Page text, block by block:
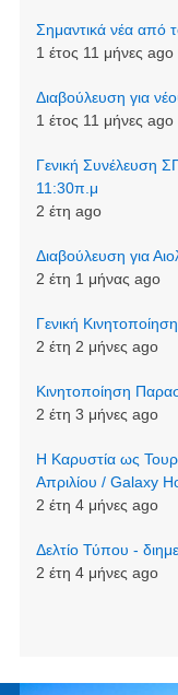
Σημαντικά νέα από
1 έτος 11 μήνες ago
Διαβούλευση για
1 έτος 11 μήνες ago
Γενική Συνέλευση
11:30π.μ
2 έτη ago
Διαβούλευση για
2 έτη 1 μήνας ago
Γενική
2 έτη 2 μήνες ago
Κινητοποίηση
2 έτη 3 μήνες ago
Η Καρυστία ως
Απριλίου / Galaxy
2 έτη 4 μήνες ago
Δελτίο Τύπου -
2 έτη 4 μήνες ago